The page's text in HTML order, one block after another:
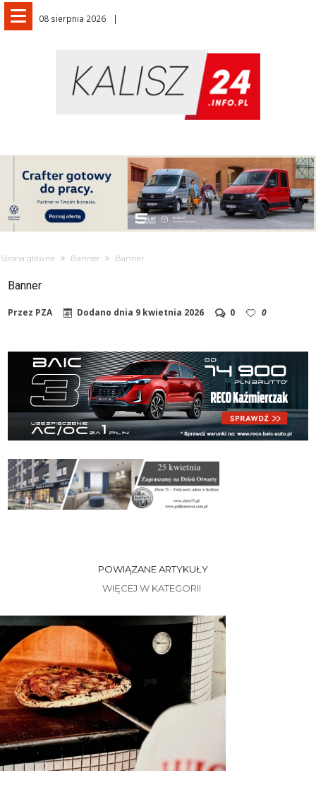
08 sierpnia 2026
Strona główna Banner Banner
Banner
Przez PZA Dodano dnia 9 kwietnia 2026 0 0
POWIĄZANE ARTYKUŁY
WIĘCEJ W KATEGORII